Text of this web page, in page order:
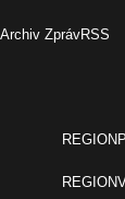
Archiv ZprávRSS